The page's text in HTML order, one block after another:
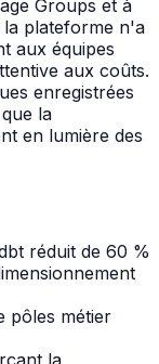
Groups et à
la plateforme n'a
aux équipes
aux coûts.
enregistrées
la
en lumière des
réduit de 60 %
pôles métier
la